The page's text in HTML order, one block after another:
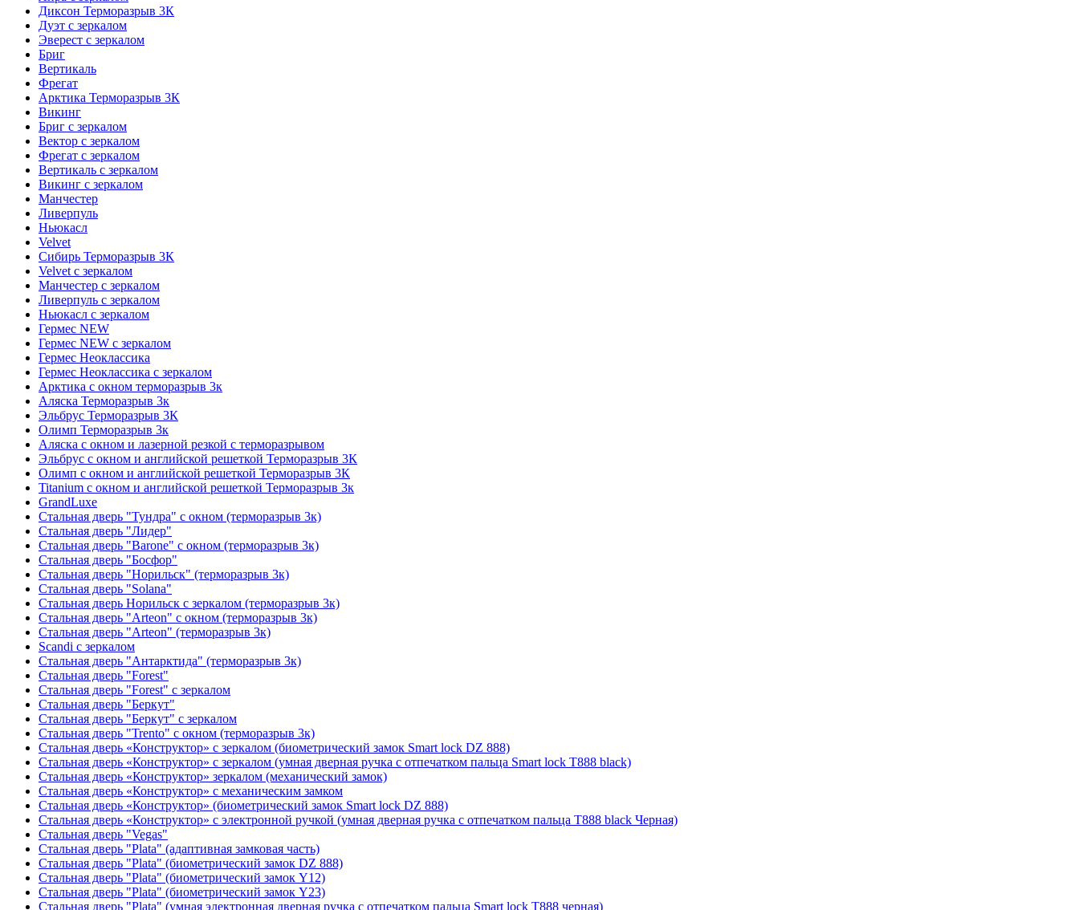
Диксон Терморазрыв 3К
Дуэт с зеркалом
Эверест с зеркалом
Бриг
Вертикаль
Фрегат
Арктика Терморазрыв 3К
Викинг
Бриг с зеркалом
Вектор с зеркалом
Фрегат с зеркалом
Вертикаль с зеркалом
Викинг с зеркалом
Манчестер
Ливерпуль
Ньюкасл
Velvet
Сибирь Терморазрыв 3К
Velvet с зеркалом
Манчестер с зеркалом
Ливерпуль с зеркалом
Ньюкасл с зеркалом
Гермес NEW
Гермес NEW с зеркалом
Гермес Неоклассика
Гермес Неоклассика с зеркалом
Арктика с окном терморазрыв 3к
Аляска Терморазрыв 3к
Эльбрус Терморазрыв 3К
Олимп Терморазрыв 3к
Аляска с окном и лазерной резкой с терморазрывом
Эльбрус с окном и английской решеткой Терморазрыв 3К
Олимп с окном и английской решеткой Терморазрыв 3К
Titanium с окном и английской решеткой Терморазрыв 3к
GrandLuxe
Стальная дверь "Тундра" с окном (терморазрыв 3к)
Стальная дверь "Лидер"
Стальная дверь "Barone" с окном (терморазрыв 3к)
Стальная дверь "Босфор"
Стальная дверь "Норильск" (терморазрыв 3к)
Стальная дверь "Solana"
Стальная дверь Норильск с зеркалом (терморазрыв 3к)
Стальная дверь "Arteon" с окном (терморазрыв 3к)
Стальная дверь "Arteon" (терморазрыв 3к)
Scandi с зеркалом
Стальная дверь "Антарктида" (терморазрыв 3к)
Стальная дверь "Forest"
Стальная дверь "Forest" с зеркалом
Стальная дверь "Беркут"
Стальная дверь "Беркут" с зеркалом
Стальная дверь "Trento" с окном (терморазрыв 3к)
Стальная дверь «Конструктор» с зеркалом (биометрический замок Smart lock DZ 888)
Стальная дверь «Конструктор» с зеркалом (умная дверная ручка с отпечатком пальца Smart lock T888 black)
Стальная дверь «Конструктор» зеркалом (механический замок)
Стальная дверь «Конструктор» с механическим замком
Стальная дверь «Конструктор» (биометрический замок Smart lock DZ 888)
Стальная дверь «Конструктор» с электронной ручкой (умная дверная ручка с отпечатком пальца T888 black Черная)
Стальная дверь "Vegas"
Стальная дверь "Plata" (адаптивная замковая часть)
Стальная дверь "Plata" (биометрический замок DZ 888)
Стальная дверь "Plata" (биометрический замок Y12)
Стальная дверь "Plata" (биометрический замок Y23)
Стальная дверь "Plata" (умная электронная дверная ручка с отпечатком пальца Smart lock T888 черная)